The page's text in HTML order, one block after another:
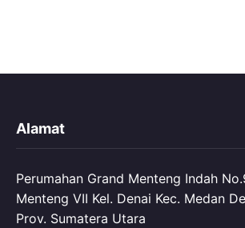
Alamat
Perumahan Grand Menteng Indah
Menteng VII Kel. Denai Kec. Medan
Prov. Sumatera Utara